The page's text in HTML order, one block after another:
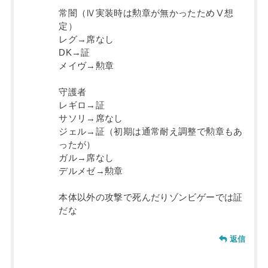
常闇（Ⅳ実装時は勲章が無かったためⅤ想
定）
レグ→席なし
DK→証
メイヴ→勲章
守護者
レギロ→証
サソリ→席なし
ジェル→証（初期は通常耐え調整で勲章もあ
ったが）
ガル→席なし
デルメゼ→勲章
本体以外の攻撃で死んだりゾンビゲーでは証
だな
返信